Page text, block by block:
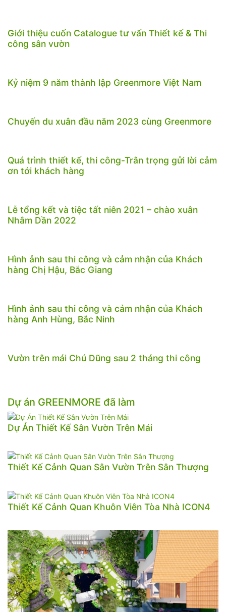
Giới thiệu cuốn Catalogue tư vấn Thiết kế & Thi
công sân vườn
Kỷ niệm 9 năm thành lập Greenmore Việt Nam
Chuyến du xuân đầu năm 2023 cùng Greenmore
Quá trình thiết kế, thi công-Trân trọng gửi lời cảm
ơn tới khách hàng
Lễ tổng kết và tiệc tất niên 2021 – chào xuân
Nhâm Dần 2022
Hình ảnh sau thi công và cảm nhận của Khách
hàng Chị Hậu, Bắc Giang
Hình ảnh sau thi công và cảm nhận của Khách
hàng Anh Hùng, Bắc Ninh
Vườn trên mái Chú Dũng sau 2 tháng thi công
Dự án GREENMORE đã làm
Dự Án Thiết Kế Sân Vườn Trên Mái
Thiết Kế Cảnh Quan Sân Vườn Trên Sân Thượng
Thiết Kế Cảnh Quan Khuôn Viên Tòa Nhà ICON4